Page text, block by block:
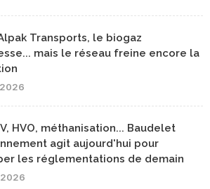
Transports, le biogaz
mais le réseau freine encore la
HVO, méthanisation... Baudelet
agit aujourd'hui pour
les réglementations de demain